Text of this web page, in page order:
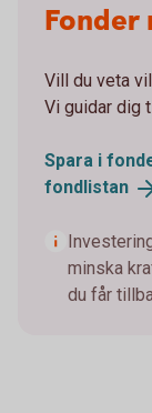
Fonder
Vill du veta
Vi guidar dig
Spara i
fondlistan
minska
du får